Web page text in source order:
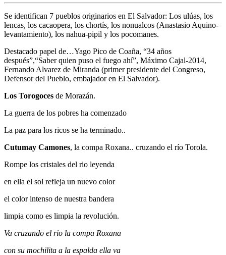
Se identifican 7 pueblos originarios en El Salvador: Los ulúas, los
lencas, los cacaopera, los chortís, los nonualcos (Anastasio Aquino-
levantamiento), los nahua-pipil y los pocomanes.
Destacado papel de…Yago Pico de Coaña, “34 años
después”,“Saber quien puso el fuego ahí”, Máximo Cajal-2014,
Fernando Alvarez de Miranda (primer presidente del Congreso,
Defensor del Pueblo, embajador en El Salvador).
Los Torogoces de Morazán.
La guerra de los pobres ha comenzado
La paz para los ricos se ha terminado..
Cutumay Camones, la compa Roxana.. cruzando el río Torola.
Rompe los cristales del rio leyenda
en ella el sol refleja un nuevo color
el color intenso de nuestra bandera
limpia como es limpia la revolución.
Va cruzando el rio la compa Roxana
con su mochilita a la espalda ella va